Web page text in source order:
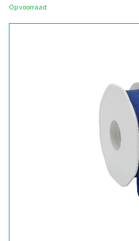
Op voorraad